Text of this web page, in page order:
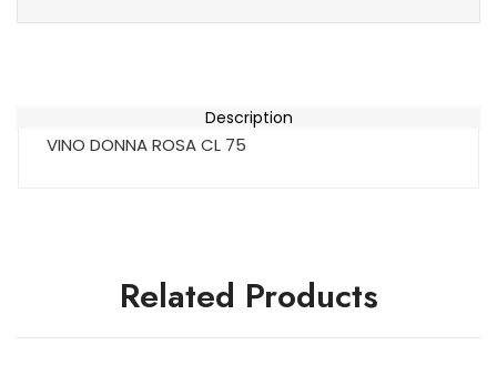
Description
VINO DONNA ROSA CL 75
Related Products